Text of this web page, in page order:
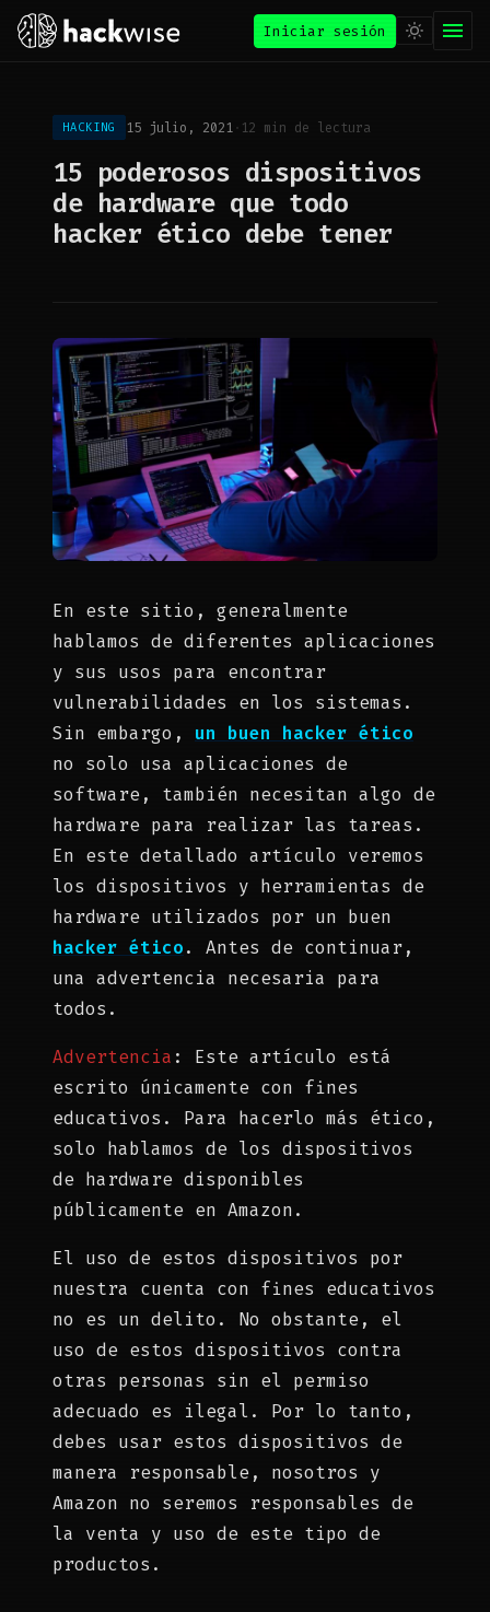
Iniciar sesión
HACKING 15 julio, 2021· 12 min de lectura
15 poderosos dispositivos
de hardware que todo
hacker ético debe tener
En este sitio, generalmente
hablamos de diferentes aplicaciones
y sus usos para encontrar
vulnerabilidades en los sistemas.
Sin embargo, un buen hacker ético
no solo usa aplicaciones de
software, también necesitan algo de
hardware para realizar las tareas.
En este detallado artículo veremos
los dispositivos y herramientas de
hardware utilizados por un buen
hacker ético. Antes de continuar,
una advertencia necesaria para
todos.
Advertencia : Este artículo está
escrito únicamente con fines
educativos. Para hacerlo más ético,
solo hablamos de los dispositivos
de hardware disponibles
públicamente en Amazon.
El uso de estos dispositivos por
nuestra cuenta con fines educativos
no es un delito. No obstante, el
uso de estos dispositivos contra
otras personas sin el permiso
adecuado es ilegal. Por lo tanto,
debes usar estos dispositivos de
manera responsable, nosotros y
Amazon no seremos responsables de
la venta y uso de este tipo de
productos.